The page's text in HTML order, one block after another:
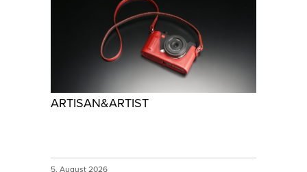
ARTISAN&ARTIST
5. August 2026